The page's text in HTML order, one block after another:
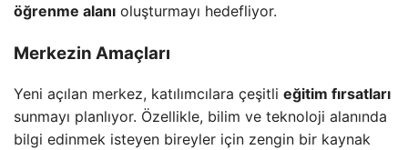
öğrenme alanı oluşturmayı hedefliyor.
Merkezin Amaçları
Yeni açılan merkez, katılımcılara çeşitli eğitim fırsatları
sunmayı planlıyor. Özellikle, bilim ve teknoloji alanında
bilgi edinmek isteyen bireyler için zengin bir kaynak